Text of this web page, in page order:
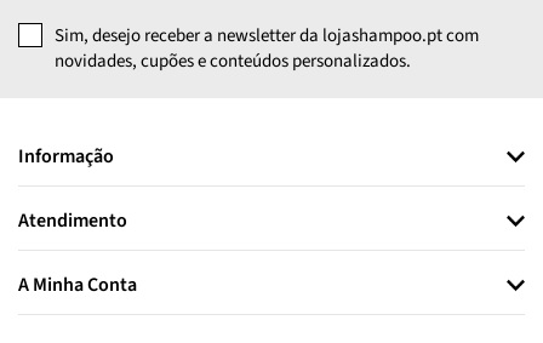
Sim, desejo receber a newsletter da lojashampoo.pt com
novidades, cupões e conteúdos personalizados.
Informação
Atendimento
A Minha Conta